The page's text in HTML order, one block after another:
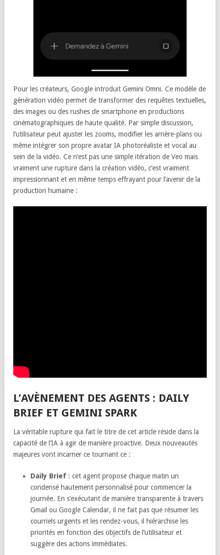
Pour les créateurs, Google introduit Gemini Omni. Ce modèle de
génération vidéo permet de transformer des requêtes textuelles,
des images ou des rushes de smartphone en productions
cinématographiques de haute qualité. Par simple discussion,
l’utilisateur peut ajuster les zooms, modifier les arrière-plans ou
même intégrer son propre avatar IA photoréaliste et vocal au
sein de la vidéo. Ce n’est pas une simple itération de Veo mais
vraiment une rupture dans la création vidéo, c’est vraiment
impressionnant et en même temps effrayant pour l’avenir de la
production humaine :
L’AVÈNEMENT DES AGENTS : DAILY
BRIEF ET GEMINI SPARK
La véritable rupture qui fait le titre de cet article réside dans la
capacité de l’IA à agir de manière proactive. Deux nouveautés
majeures vont incarner ce tournant ce :
Daily Brief : cet agent propose chaque matin un
condensé hautement personnalisé pour commencer la
journée. En s’exécutant de manière transparente à travers
Gmail ou Google Calendar, il ne fait pas que résumer les
courriels urgents et les rendez-vous, il hiérarchise les
priorités en fonction des objectifs de l’utilisateur et
suggère des actions immédiates.